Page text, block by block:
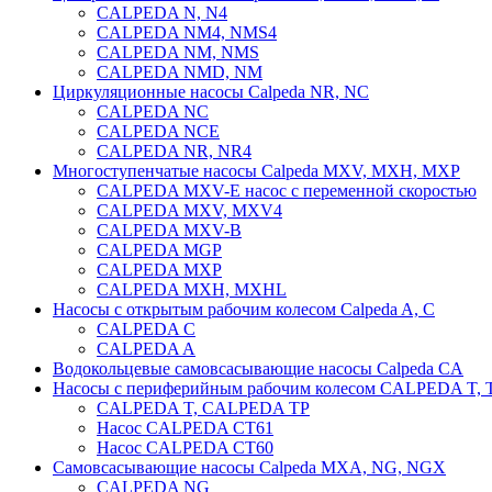
CALPEDA N, N4
CALPEDA NM4, NMS4
CALPEDA NM, NMS
CALPEDA NMD, NM
Циркуляционные насосы Calpeda NR, NC
CALPEDA NС
CALPEDA NCE
CALPEDA NR, NR4
Многоступенчатые насосы Calpeda MXV, MXH, MXP
CALPEDA MXV-E насос с переменной скоростью
CALPEDA MXV, MXV4
CALPEDA MXV-В
CALPEDA MGP
CALPEDA MXP
CALPEDA MXH, MXHL
Насосы с открытым рабочим колесом Calpeda A, C
CALPEDA С
CALPEDA A
Водокольцевые самовсасывающие насосы Calpeda CA
Насосы с периферийным рабочим колесом CALPEDA T,
CALPEDA T, CALPEDA TP
Насос CALPEDA CT61
Насос CALPEDA CT60
Самовсасывающие насосы Calpeda MXA, NG, NGX
CALPEDA NG